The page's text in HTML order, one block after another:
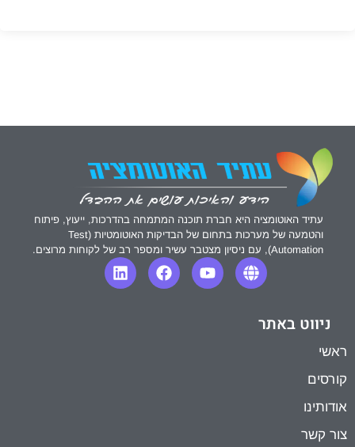
עתיד האוטומציה היא חברת תוכנה המתמחה בהדרכות, ייעוץ, פיתוח
והטמעה של מערכות בתחום של הבדיקות האוטומטיות (Test
Automation), עם ניסיון מצטבר עשיר ומספר רב של לקוחות מרוצים.
ניווט באתר
ראשי
קורסים
אודותינו
צור קשר